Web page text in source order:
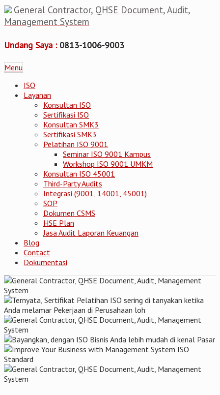
General Contractor, QHSE Document, Audit,
Management System
Undang Saya : 0813-1006-9003
Menu
ISO
Layanan
Konsultan ISO
Sertifikasi ISO
Konsultan SMK3
Sertifikasi SMK3
Pelatihan ISO 9001
Seminar ISO 9001 Kampus
Workshop ISO 9001 UMKM
Konsultan ISO 45001
Third-Party Audits
Integrasi (9001, 14001, 45001)
SOP
Dokumen CSMS
HSE Plan
Jasa Audit Laporan Keuangan
Blog
Contact
Dokumentasi